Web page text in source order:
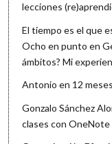
lecciones
El tiempo es el que
Ocho en punto en
ámbitos? Mi
Antonio en 12
Gonzalo Sánchez
clases con OneNote